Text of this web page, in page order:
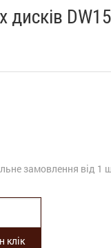
дисків
замовлення від 1
клік